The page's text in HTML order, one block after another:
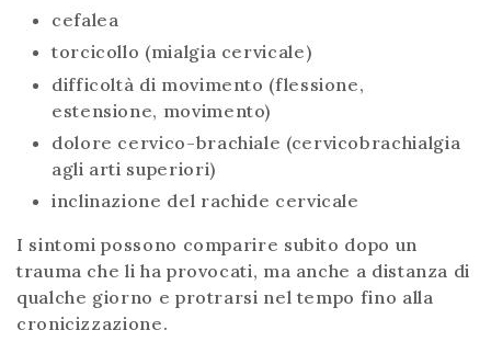
cefalea
torcicollo (mialgia cervicale)
difficoltà di movimento (flessione,
estensione, movimento)
dolore cervico-brachiale (cervicobrachialgia
agli arti superiori)
inclinazione del rachide cervicale
I sintomi possono comparire subito dopo un
trauma che li ha provocati, ma anche a distanza di
qualche giorno e protrarsi nel tempo fino alla
cronicizzazione.